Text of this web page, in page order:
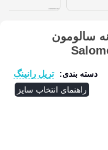
سالومون
دسته بندی: تریل رانینگ
راهنمای انتخاب سایز